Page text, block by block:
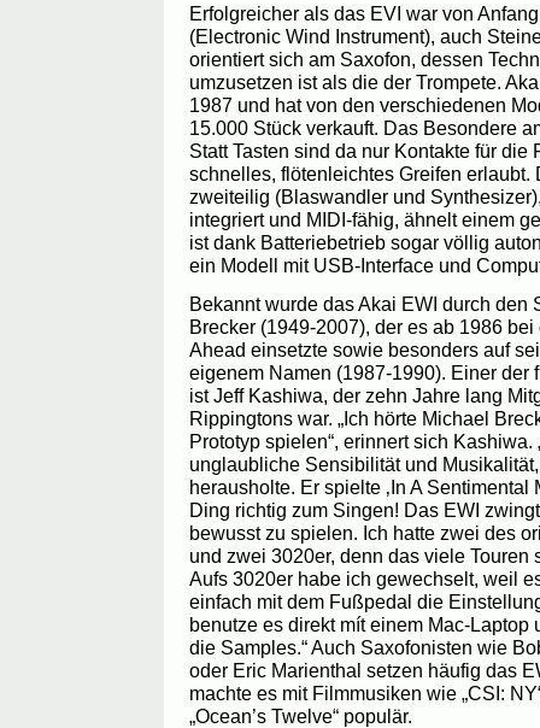
Erfolgreicher als das EVI war von
(Electronic Wind Instrument), auch
orientiert sich am Saxofon, dessen
umzusetzen ist als die der Trompete.
1987 und hat von den verschiedenen
15.000 Stück verkauft. Das Besondere
Statt Tasten sind da nur Kontakte für die
schnelles, flötenleichtes Greifen erlaubt.
zweiteilig (Blaswandler und
integriert und MIDI-fähig, ähnelt einem
ist dank Batteriebetrieb sogar völlig
ein Modell mit USB-Interface und
Bekannt wurde das Akai EWI durch den
Brecker (1949-2007), der es ab 1986
Ahead einsetzte sowie besonders auf
eigenem Namen (1987-1990). Einer der
ist Jeff Kashiwa, der zehn Jahre lang
Rippingtons war. „Ich hörte Michael
Prototyp spielen“, erinnert sich
unglaubliche Sensibilität und
herausholte. Er spielte ‚In A Sentimental
Ding richtig zum Singen! Das EWI
bewusst zu spielen. Ich hatte zwei des
und zwei 3020er, denn das viele Touren
Aufs 3020er habe ich gewechselt, weil
einfach mit dem Fußpedal die
benutze es direkt mít einem Mac-Laptop
die Samples.“ Auch Saxofonisten wie
oder Eric Marienthal setzen häufig das
machte es mit Filmmusiken wie „CSI:
„Ocean’s Twelve“ populär.